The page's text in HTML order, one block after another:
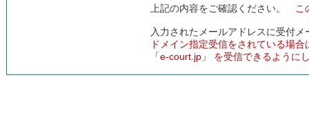
上記の内容をご確認ください。 こ
入力されたメールアドレスに受付
ドメイン指定受信をされている場合
「e-court.jp」 を受信できるように